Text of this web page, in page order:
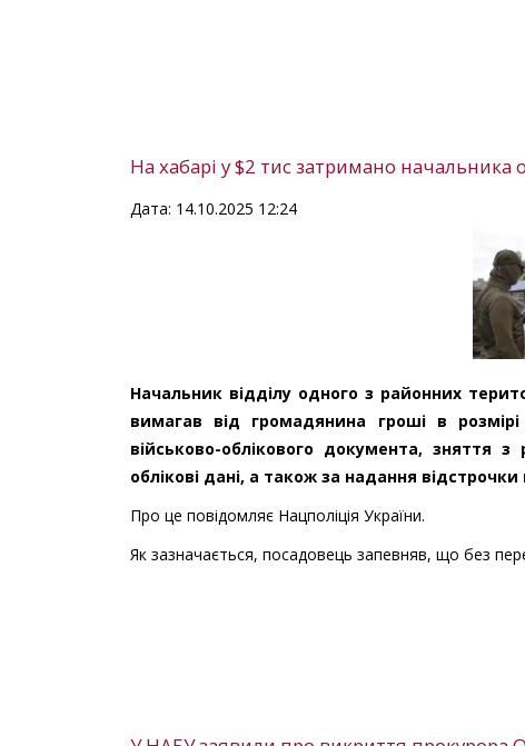
На хабарі у $2 тис затримано
Дата: 14.10.2025 12:24
Начальник відділу одного з районних
вимагав від громадянина гроші в
військово-облікового документа,
облікові дані, а також за надання відстрочки
Про це повідомляє Нацполіція України.
Як зазначається, посадовець запевняв, що без